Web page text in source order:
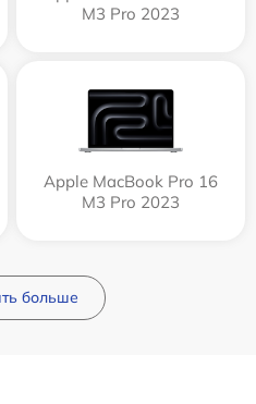
M3 Pro 2023
Apple MacBook Pro 16
M3 Pro 2023
больше